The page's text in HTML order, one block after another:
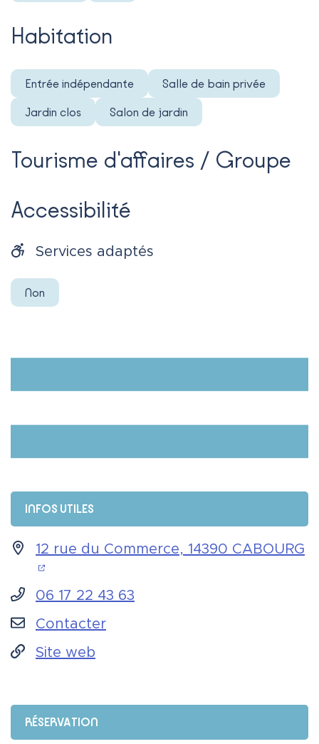
Habitation
Entrée indépendante
Salle de bain privée
Jardin clos
Salon de jardin
Tourisme d'affaires / Groupe
Accessibilité
Services adaptés
Non
Informations complémentaires
INFOS UTILES
12 rue du Commerce, 14390 CABOURG
(ouverture dans un nouvel onglet)
06 17 22 43 63
Contacter
Site web
RÉSERVATION